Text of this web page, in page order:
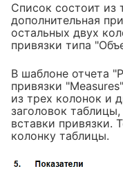
Список состоит из
дополнительная
остальных двух
привязки типа
В шаблоне отчета
привязки
из трех колонок и
заголовок
вставки привязки.
колонку таблицы.